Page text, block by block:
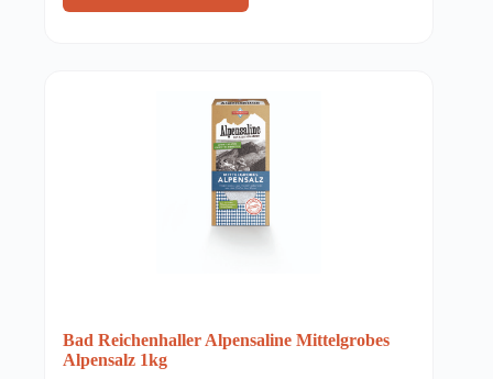
Bad Reichenhaller Alpensaline Mittelgrobes
Alpensalz 1kg